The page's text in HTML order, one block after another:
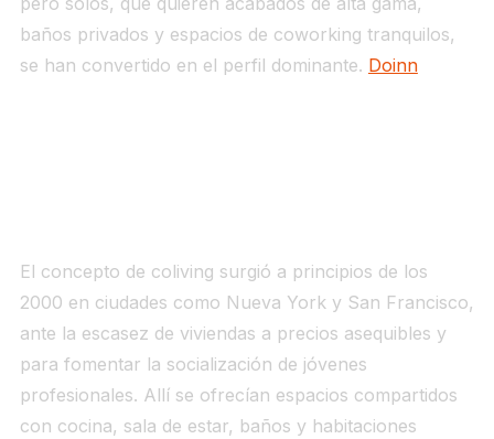
baños privados y espacios de coworking tranquilos,
se han convertido en el perfil dominante. Doinn
El concepto de coliving surgió a principios de los
2000 en ciudades como Nueva York y San Francisco,
ante la escasez de viviendas a precios asequibles y
para fomentar la socialización de jóvenes
profesionales. Allí se ofrecían espacios compartidos
con cocina, sala de estar, baños y habitaciones